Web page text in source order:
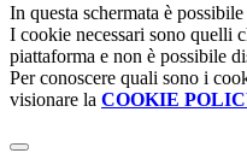
In questa schermata è
I cookie necessari sono quelli
piattaforma e non è possibile
Per conoscere quali sono i
visionare la COOKIE